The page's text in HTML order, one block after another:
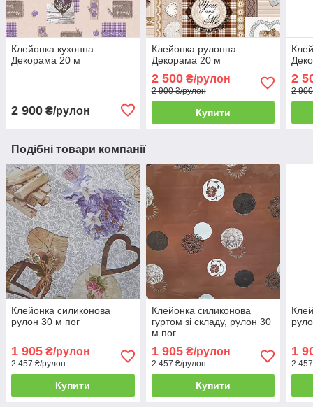
Клейонка кухонна
Декорама 20 м
2 900 ₴/рулон
Клейонка рулонна
Декорама 20 м
2 500₴/рулон
2 900 ₴/рулон
Купити
2
2
Подібні товари компанії
Клейонка силиконова
рулон 30 м пог
1 905 ₴/рулон
2 457 ₴/рулон
Купити
Клейонка силиконова
гуртом зі складу, рулон 30
м пог
1 905₴/рулон
2 457 ₴/рулон
Купити
1
2